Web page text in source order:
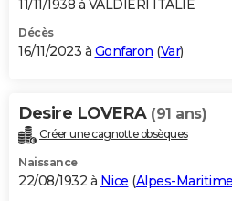
11/11/1938 à VALDIERI ITALIE
Décès
16/11/2023 à Gonfaron (Var)
Desire LOVERA (91 ans)
Créer une cagnotte obsèques
Naissance
22/08/1932 à Nice (Alpes-